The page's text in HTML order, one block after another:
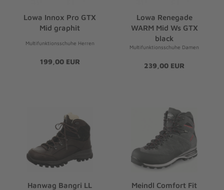
Lowa Innox Pro GTX
Mid graphit
Multifunktionsschuhe Herren
199,00 EUR
Lowa Renegade
WARM Mid Ws GTX
black
Multifunktionsschuhe Damen
239,00 EUR
Hanwag Bangri LL
Meindl Comfort Fit